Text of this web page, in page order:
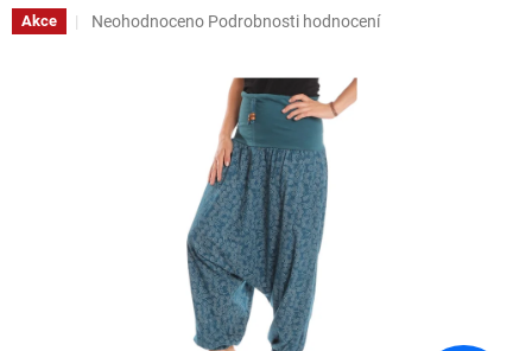
Akce
Průměrné
Neohodnoceno Podrobnosti hodnocení